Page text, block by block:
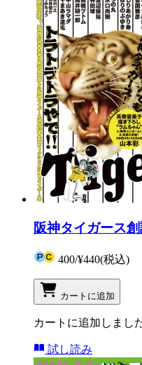
阪神タイガース
400/¥440(税込)
カートに追加
カートに追加しまし
試し読み